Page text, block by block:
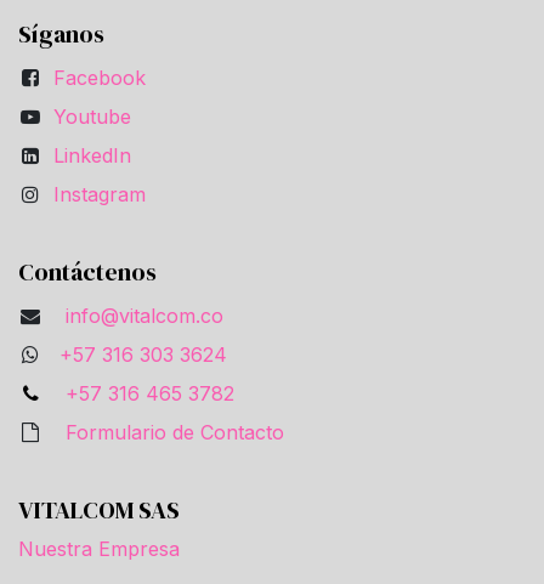
Síganos
Facebook
Youtube
LinkedIn
Instagram
Contáctenos
info@vitalcom.co
+57 316 303 3624
+57 316 465 3782
Formulario de Contacto
VITALCOM SAS
Nuestra Empresa